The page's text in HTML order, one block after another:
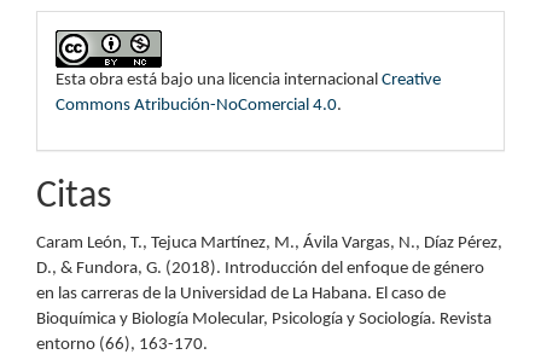
Esta obra está bajo una licencia internacional Creative
Commons Atribución-NoComercial 4.0.
Citas
Caram León, T., Tejuca Martínez, M., Ávila Vargas, N., Díaz Pérez,
D., & Fundora, G. (2018). Introducción del enfoque de género
en las carreras de la Universidad de La Habana. El caso de
Bioquímica y Biología Molecular, Psicología y Sociología. Revista
entorno (66), 163-170.